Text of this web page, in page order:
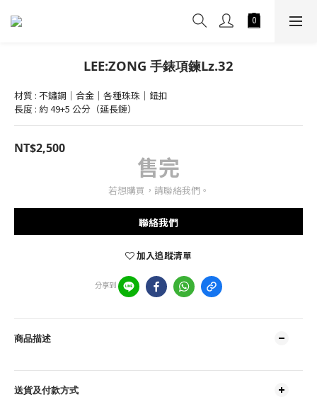
LEE:ZONG 手錶項鍊Lz.32
材質 : 不鏽鋼｜合金｜各種珠珠｜鈕扣
長度 : 約 49+5 公分（延長鏈）
NT$2,500
售完
若想購買，請聯絡我們。
聯絡我們
加入追蹤清單
分享到
商品描述
送貨及付款方式